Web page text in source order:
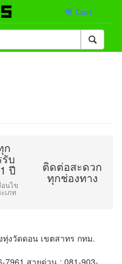
Cart
ก
บ
ปี
อนไข
เภท
ติดต่อสะดวก
ทุกช่องทาง
งวัดดอน เขตสาทร กทม.
7961 สายด่วน : 081-903-